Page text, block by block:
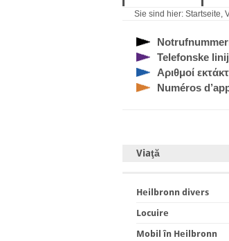
Sie sind hier: Startseite,
Telefonske
Αριθμοί
Numéros
Viaţă
Heilbronn divers
Locuire
Mobil în Heilbronn